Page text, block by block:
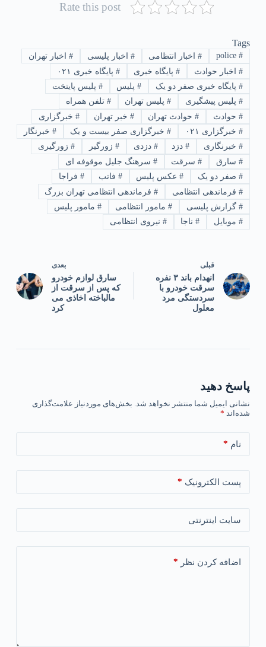
Rate this post
Tags
#
police
#اخبار انتظامی # اخبار پلیسی # اخبار تهران
#اخبار حوادث #پایگاه خبری # پایگاه خبری ۰۲۱
#پایگاه خبری صفر دو یک #پلیس # پلیس پایتخت
#پلیس پیشگیری #پلیس تهران # تلفن همراه
#حوادث #حوادث تهران # خبر تهران # خبرگزاری
#خبرگزاری ۰۲۱ #خبرگزاری صفر بیست و یک # خبرنگار
#خبرنگاری #دزد # دزدی # زورگیر #زورگیری
#سارق #سرقت # سرهنگ جلیل موقوفه ای
#صفر دو یک #عکس پلیس # فاتب # فراجا
#فرماندهی انتظامی #فرماندهی انتظامی تهران بزرگ
#گزارش پلیسی #مامور انتظامی # مامور پلیس
#موبایل #ناجا # نیروی انتظامی
قبلی
انهدام باند ۳ نفره
سرقت خودرو با
سردستگی مرد
معلول
بعدی
سارق لوازم خودرو
که پس از سرقت از
مالباخته اخاذی می
کرد
پاسخ دهید
نشانی ایمیل شما منتشر نخواهد شد. بخش‌های موردنیاز علامت‌گذاری
شده‌اند *
نام *
پست الکترونیک *
سایت اینترنتی
اضافه کردن نظر *